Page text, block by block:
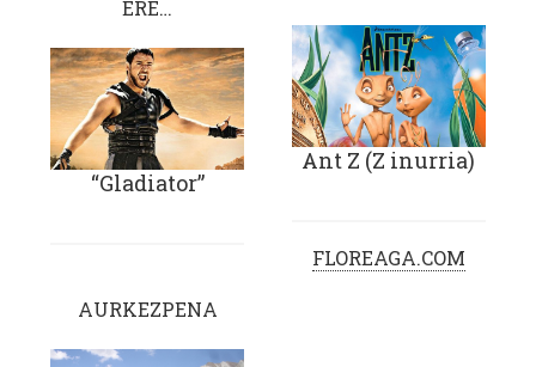
ERE…
“Gladiator”
Ant Z (Z inurria)
FLOREAGA.COM
AURKEZPENA